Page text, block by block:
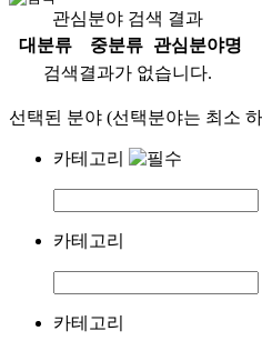
관심분야 검색 결과
대분류
중분류
관심분야명
검색결과가 없습니다.
선택된 분야 (선택분야는 최소
카테고리
카테고리
카테고리